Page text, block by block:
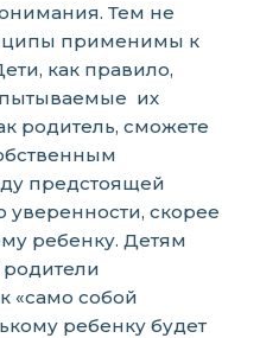
Тем не
применимы к
как правило,
их
родитель, сможете
предстоящей
уверенности, скорее
ребенку. Детям
родители
«само собой
ребенку будет